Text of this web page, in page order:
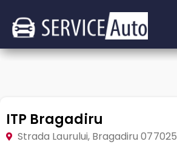
ITP Bragadiru
Strada Laurului, Bragadiru 077025